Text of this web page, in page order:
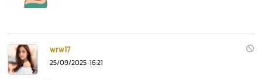
wrw17
25/09/2025 16:21